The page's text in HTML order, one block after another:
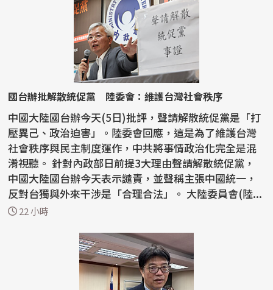
國台辦批解散統促黨 陸委會：維護台灣社會秩序
中國大陸國台辦今天(5日)批評，聲請解散統促黨是「打
壓異己、政治迫害」。陸委會回應，這是為了維護台灣
社會秩序與民主制度運作，中共將事情政治化完全是混
淆視聽。 針對內政部日前提3大理由聲請解散統促黨，
中國大陸國台辦今天表示譴責，並聲稱主張中國統一，
反對台獨與外來干涉是「合理合法」。 大陸委員會(陸...
22 小時